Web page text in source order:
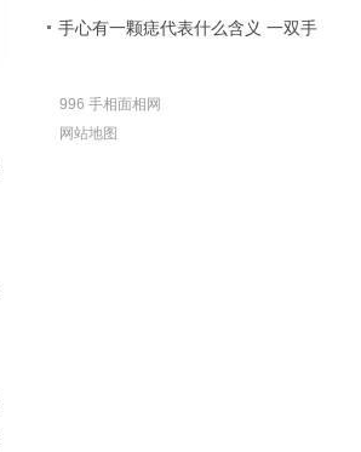
手心有一颗痣代表什么含义 一双手
996 手相面相网
网站地图